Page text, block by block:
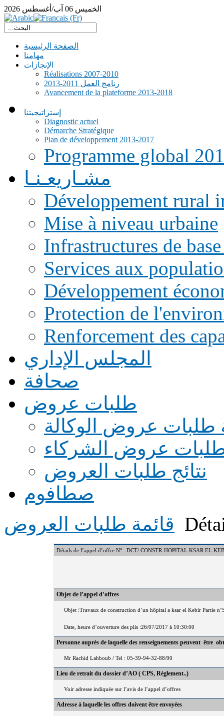
الخميس 06 آب/أغسطس 2026
الصفحة الرئيسية
مهامنا
الإنجازات
Réalisations 2007-2010
رنامج العمل 2011-2013
Avancement de la plateforme 2013-2018
إستراتيجيتنا
Diagnostic actuel
Démarche Stratégique
Plan de développement 2013-2017
Programme global
مشـاريعـنـا
Développement rural
Mise à niveau urbaine
Infrastructures de
Services aux
Développement
Protection de
Renforcement des
المجلس الإداري
صحافة
طلبات عروض
طلبات عروض الوكالة
طلبات عروض الشركاء
نتائج طلبات العروض
صطافوم
قائمة طلبات العروض
Détails de l’appel d’offre N° : DCT/ CONSTR-HOPITAL KSAR EL
Objet de l’appel d’offres
Objet :Travaux de construction d’un hôpital a ksar el Kebir Partie
Date, heure d’ouverture des plis :26/07/2017 à 10:30:00
Personne auprès de laquelle des renseignements peuvent être
Mr Rachid Lahboub / Tel : 05-39-94-32-88/90
Lieu de retrait du dossier d’AO ( CPS, Règlement..)
Voir adresse indiquée sur l’avis de l’appel d’offres
Adresse à laquelle les offres doivent être envoyées